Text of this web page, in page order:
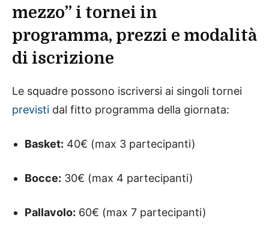
mezzo” i tornei in
programma, prezzi e modalità
di iscrizione
Le squadre possono iscriversi ai singoli tornei
previsti dal fitto programma della giornata:
Basket: 40€ (max 3 partecipanti)
Bocce: 30€ (max 4 partecipanti)
Pallavolo: 60€ (max 7 partecipanti)